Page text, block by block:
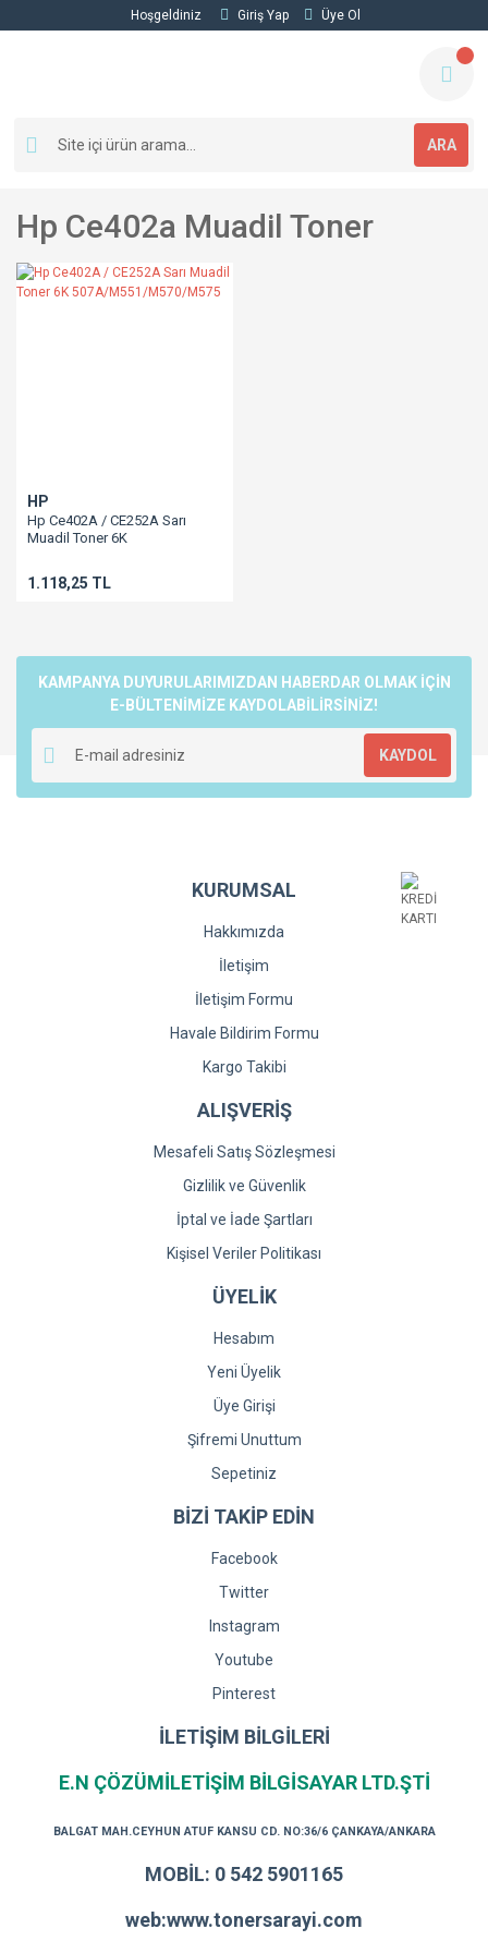
Hoşgeldiniz Giriş Yap Üye Ol
ARA
Hp Ce402a Muadil Toner
HP
Hp Ce402A / CE252A Sarı
Muadil Toner 6K
1.118,25 TL
KAMPANYA DUYURULARIMIZDAN HABERDAR OLMAK İÇİN
E-BÜLTENİMİZE KAYDOLABİLİRSİNİZ!
KAYDOL
KURUMSAL
Hakkımızda
İletişim
İletişim Formu
Havale Bildirim Formu
Kargo Takibi
ALIŞVERİŞ
Mesafeli Satış Sözleşmesi
Gizlilik ve Güvenlik
İptal ve İade Şartları
Kişisel Veriler Politikası
ÜYELİK
Hesabım
Yeni Üyelik
Üye Girişi
Şifremi Unuttum
Sepetiniz
BİZİ TAKİP EDİN
Facebook
Twitter
Instagram
Youtube
Pinterest
İLETİŞİM BİLGİLERİ
E.N ÇÖZÜMİLETİŞİM BİLGİSAYAR LTD.ŞTİ
BALGAT MAH.CEYHUN ATUF KANSU CD. NO:36/6 ÇANKAYA/ANKARA
MOBİL: 0 542 5901165
web:www.tonersarayi.com